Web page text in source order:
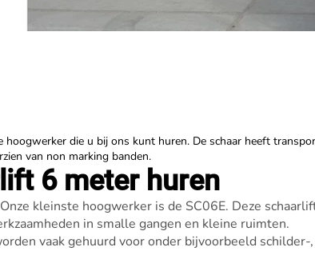
hoogwerker die u bij ons kunt huren. De schaar heeft
van non marking banden.
6 meter huren
kleinste hoogwerker is de SC06E. Deze
in smalle gangen en kleine ruimten.
vaak gehuurd voor onder bijvoorbeeld